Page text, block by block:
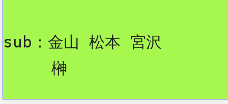
sub：金山 松本 宮沢
     榊